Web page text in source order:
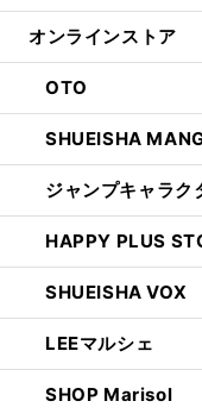
オンラインストア
OTO
SHUEISHA
ジャンプキャラク
HAPPY PLUS
SHUEISHA VOX
LEEマルシェ
SHOP Marisol